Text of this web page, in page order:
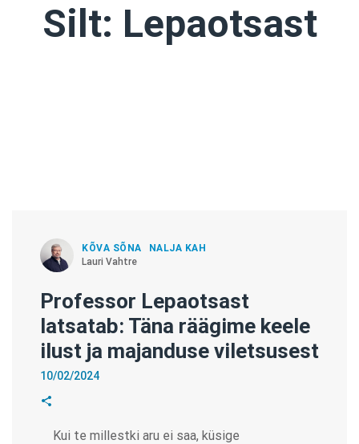
Silt: Lepaotsast
KÕVA SÕNA
NALJA KAH
Lauri Vahtre
Professor Lepaotsast
latsatab: Täna räägime keele
ilust ja majanduse viletsusest
10/02/2024
Kui te millestki aru ei saa, küsige